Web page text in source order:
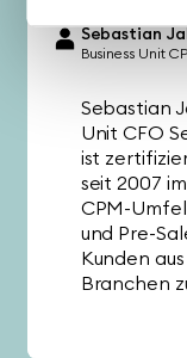
Sebastian
Business Unit
Sebastian
Unit CFO
ist
seit 2007
CPM-
und Pre-
Kunden
Branchen